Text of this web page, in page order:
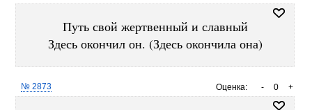
Путь свой жертвенный и славный
Здесь окончил он. (Здесь окончила она)
Оценка: +
0
-
№ 2873